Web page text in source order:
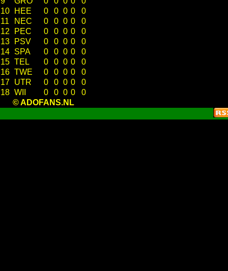
10
HEE 0 0 0 0
0
11
NEC 0 0 0 0
0
12
PEC 0 0 0 0
0
13
PSV 0 0 0 0
0
14 SPA 0 0 0 0
0
15 TEL 0 0 0 0
0
16 TWE 0 0 0 0
0
17 UTR 0 0 0 0
0
18 WII 0 0 0 0
0
© ADOFANS.NL